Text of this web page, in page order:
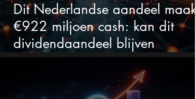
Dit Nederlandse aandeel maakt
€922 miljoen cash: kan dit
dividendaandeel blijven
verhogen?